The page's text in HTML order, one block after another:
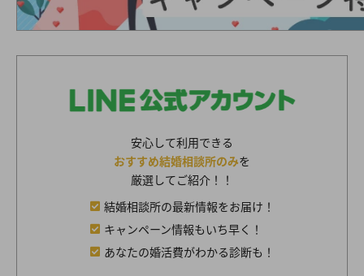
安心して利用できる
おすすめ結婚相談所のみを
厳選してご紹介！！
結婚相談所の最新情報をお届け！
キャンペーン情報もいち早く！
あなたの婚活費がわかる診断も！